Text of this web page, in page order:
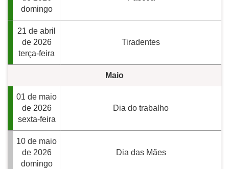
domingo
21 de abril
de 2026
terça-feira
Tiradentes
Maio
01 de maio
de 2026
sexta-feira
Dia do trabalho
10 de maio
de 2026
domingo
Dia das Mães